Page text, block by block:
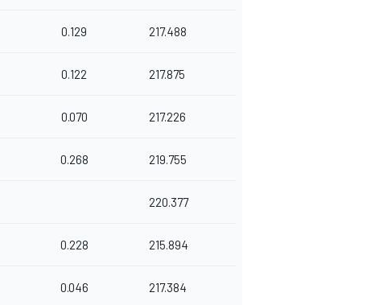
0.129 217.488
0.122 217.875
0.070 217.226
0.268 219.755
220.377
0.228 215.894
0.046 217.384